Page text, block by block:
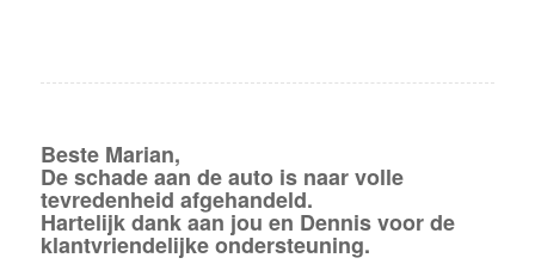
Beste Marian,
De schade aan de auto is naar volle
tevredenheid afgehandeld.
Hartelijk dank aan jou en Dennis voor de
klantvriendelijke ondersteuning.